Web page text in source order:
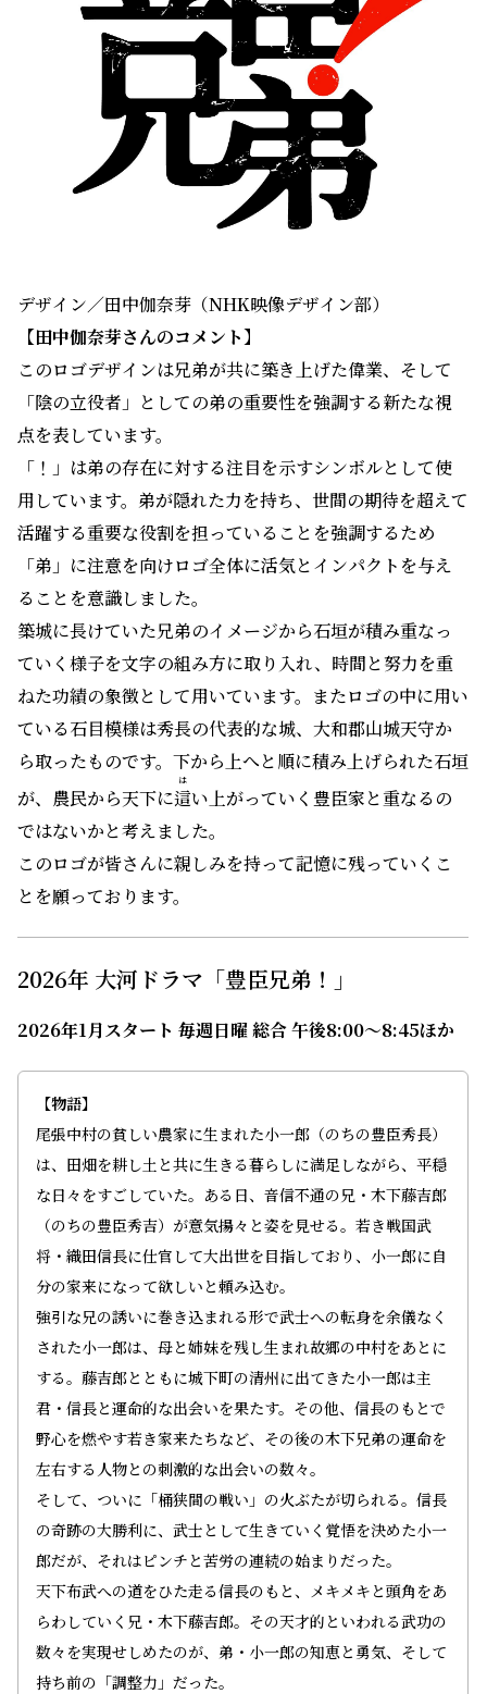
デザイン／田中伽奈芽（NHK映像デザイン部）
【田中伽奈芽さんのコメント】
このロゴデザインは兄弟が共に築き上げた偉業、そして
「陰の立役者」としての弟の重要性を強調する新たな視
点を表しています。
「！」は弟の存在に対する注目を示すシンボルとして使
用しています。弟が隠れた力を持ち、世間の期待を超えて
活躍する重要な役割を担っていることを強調するため
「弟」に注意を向けロゴ全体に活気とインパクトを与え
ることを意識しました。
築城に長けていた兄弟のイメージから石垣が積み重なっ
ていく様子を文字の組み方に取り入れ、時間と努力を重
ねた功績の象徴として用いています。またロゴの中に用い
ている石目模様は秀長の代表的な城、大和郡山城天守か
ら取ったものです。下から上へと順に積み上げられた石垣
が、農民から天下に這
は
い上がっていく豊臣家と重なるの
ではないかと考えました。
このロゴが皆さんに親しみを持って記憶に残っていくこ
とを願っております。
2026年 大河ドラマ「豊臣兄弟！」
2026年1月スタート 毎週日曜 総合 午後8:00～8:45ほか
【物語】
尾張中村の貧しい農家に生まれた小一郎（のちの豊臣秀長）
は、田畑を耕し土と共に生きる暮らしに満足しながら、平穏
な日々をすごしていた。ある日、音信不通の兄・木下藤吉郎
（のちの豊臣秀吉）が意気揚々と姿を見せる。若き戦国武
将・織田信長に仕官して大出世を目指しており、小一郎に自
分の家来になって欲しいと頼み込む。
強引な兄の誘いに巻き込まれる形で武士への転身を余儀なく
された小一郎は、母と姉妹を残し生まれ故郷の中村をあとに
する。藤吉郎とともに城下町の清州に出てきた小一郎は主
君・信長と運命的な出会いを果たす。その他、信長のもとで
野心を燃やす若き家来たちなど、その後の木下兄弟の運命を
左右する人物との刺激的な出会いの数々――。
そして、ついに「桶狭間の戦い」の火ぶたが切られる。信長
の奇跡の大勝利に、武士として生きていく覚悟を決めた小一
郎だが、それはピンチと苦労の連続の始まりだった――。
天下布武への道をひた走る信長のもと、メキメキと頭角をあ
らわしていく兄・木下藤吉郎。その天才的といわれる武功の
数々を実現せしめたのが、弟・小一郎の知恵と勇気、そして
持ち前の「調整力」だった。